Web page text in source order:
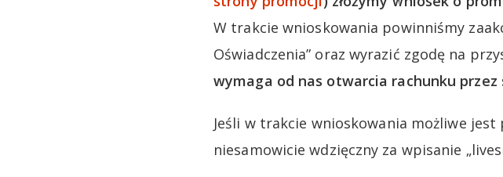
W trakcie wnioskowania powinniśmy
Oświadczenia” oraz wyrazić zgodę na
wymaga od nas otwarcia rachunku
Jeśli w trakcie wnioskowania możliwe
niesamowicie wdzięczny za wpisanie